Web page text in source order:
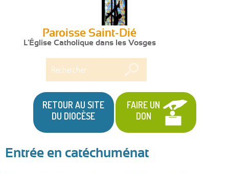
Paroisse Saint-Dié
L'Église Catholique dans les Vosges
RETOUR AU SITE
DU DIOCÈSE
FAIRE UN
DON
Entrée en catéchuménat